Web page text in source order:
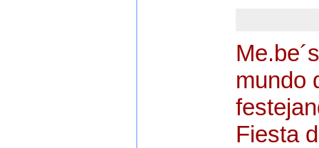
mundo
Fiesta